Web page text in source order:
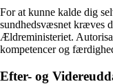
For at kunne kalde dig
sundhedsvæsnet kræves
Ældreministeriet.
kompetencer og
Efter- og